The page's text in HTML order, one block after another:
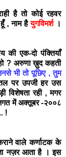
है तो कोई रहवर
, नाम हैयुगविमर्श
।
की एक-दो पंक्तियाँ
? अरुणा ख़ुद कहती
भी तो पूछिए , तुम
पर उपजी हर उस
रही , मगर
में अक्तूबर -२००८
!
वाले कर्णाटक के
नज़र आता है । इस